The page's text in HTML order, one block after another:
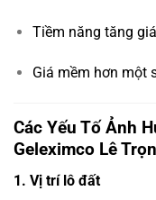
Tiềm năng tăng
Giá mềm hơn một
Các Yếu Tố Ảnh
Geleximco Lê
1. Vị trí lô đất